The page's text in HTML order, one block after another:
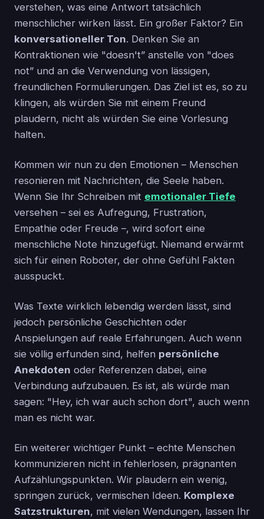
verstehen, was eine Antwort tatsächlich
menschlicher wirken lässt. Ein großer Faktor? Ein
konversationeller Ton. Denken Sie an
Kontraktionen wie "doesn't” anstelle von "does
not” und an die Verwendung von lässigen,
freundlichen Formulierungen. Das Ziel ist es, so zu
klingen, als würden Sie mit einem Freund
plaudern, nicht als würden Sie eine Vorlesung
halten.
Kommen wir nun zu den Emotionen – Menschen
resonieren mit Nachrichten, die Seele haben.
Wenn Sie Ihr Schreiben mit emotionaler Tiefe
versehen – sei es Aufregung, Frustration,
Empathie oder Freude –, wird sofort eine
menschliche Note hinzugefügt. Niemand erwärmt
sich für einen Roboter, der ohne Gefühl Fakten
ausspuckt.
Was Texte wirklich lebendig werden lässt, sind
jedoch persönliche Geschichten oder
Anspielungen auf reale Erfahrungen. Auch wenn
sie völlig erfunden sind, helfen persönliche
Anekdoten oder Referenzen dabei, eine
Verbindung aufzubauen. Es ist, als würde man
sagen: "Hey, ich war auch schon dort", auch wenn
man es nicht war.
Ein weiterer wichtiger Punkt – echte Menschen
kommunizieren nicht in fehlerlosen, prägnanten
Aufzählungspunkten. Wir plaudern ein wenig,
springen zurück, vermischen Ideen. Komplexe
Satzstrukturen, mit vielen Wendungen, lassen Ihr